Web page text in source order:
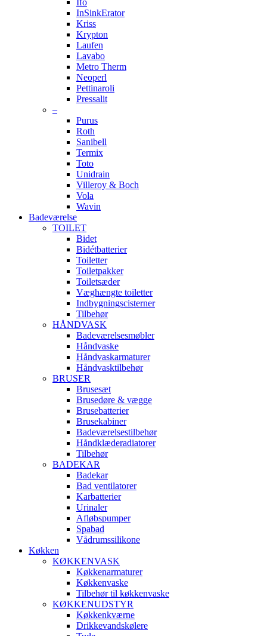
Ifö
InSinkErator
Kriss
Krypton
Laufen
Lavabo
Metro Therm
Neoperl
Pettinaroli
Pressalit
–
Purus
Roth
Sanibell
Termix
Toto
Unidrain
Villeroy & Boch
Vola
Wavin
Badeværelse
TOILET
Bidet
Bidétbatterier
Toiletter
Toiletpakker
Toiletsæder
Væghængte toiletter
Indbygningscisterner
Tilbehør
HÅNDVASK
Badeværelsesmøbler
Håndvaske
Håndvaskarmaturer
Håndvasktilbehør
BRUSER
Brusesæt
Brusedøre & vægge
Brusebatterier
Brusekabiner
Badeværelsestilbehør
Håndklæderadiatorer
Tilbehør
BADEKAR
Badekar
Bad ventilatorer
Karbatterier
Urinaler
Afløbspumper
Spabad
Vådrumssilikone
Køkken
KØKKENVASK
Køkkenarmaturer
Køkkenvaske
Tilbehør til køkkenvaske
KØKKENUDSTYR
Køkkenkværne
Drikkevandskølere